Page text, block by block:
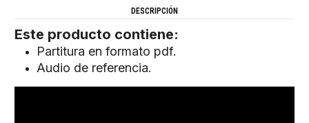
DESCRIPCIÓN
Este producto contiene:
Partitura en formato pdf.
Audio de referencia.